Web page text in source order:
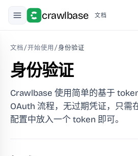
crawlbase 文档
文档/开始使用/身份验证
身份验证
Crawlbase 使用简单的基于
OAuth 流程，无过期凭证，只需
配置中放入一个 token 即可。